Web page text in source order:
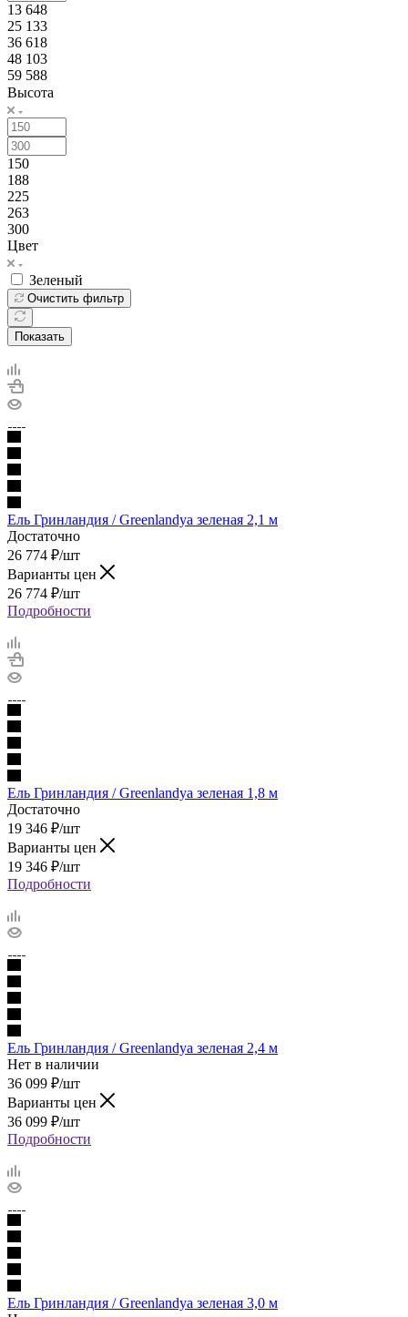
13 648
25 133
36 618
48 103
59 588
Высота
150
188
225
263
300
Цвет
Зеленый
Очистить фильтр
Показать
Ель Гринландия / Greenlandya зеленая 2,1 м
Достаточно
26 774 ₽/шт
Варианты цен
26 774 ₽/шт
Подробности
Ель Гринландия / Greenlandya зеленая 1,8 м
Достаточно
19 346 ₽/шт
Варианты цен
19 346 ₽/шт
Подробности
Ель Гринландия / Greenlandya зеленая 2,4 м
Нет в наличии
36 099 ₽/шт
Варианты цен
36 099 ₽/шт
Подробности
Ель Гринландия / Greenlandya зеленая 3,0 м